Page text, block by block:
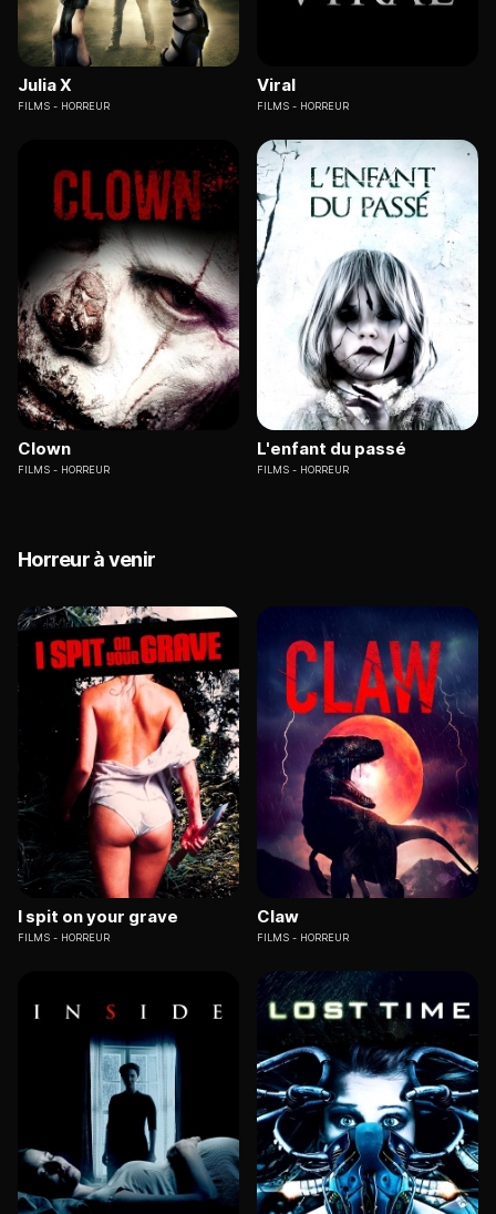
Julia X
FILMS HORREUR
Viral
FILMS HORREUR
Clown
FILMS HORREUR
L'enfant du passé
FILMS HORREUR
Horreur à venir
I spit on your grave
FILMS HORREUR
Claw
FILMS HORREUR